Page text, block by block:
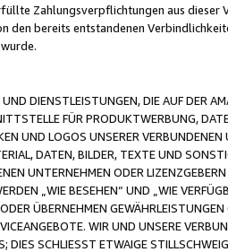
Zahlungsverpflichtungen aus dieser
den bereits entstandenen
DIENSTLEISTUNGEN, DIE AUF DER
FÜR PRODUKTWERBUNG,
UND LOGOS UNSERER
DATEN, BILDER, TEXTE UND
UNTERNEHMEN ODER
„WIE BESEHEN“ UND „WIE
ÜBERNEHMEN
WIR UND UNSERE
DIES SCHLIESST ETWAIGE